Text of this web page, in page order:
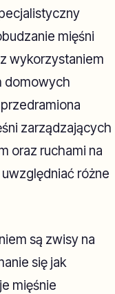
mięśni
wykorzystaniem
domowych
zarządzających
oraz ruchami na
różne
są zwisy na
się jak
mięśnie